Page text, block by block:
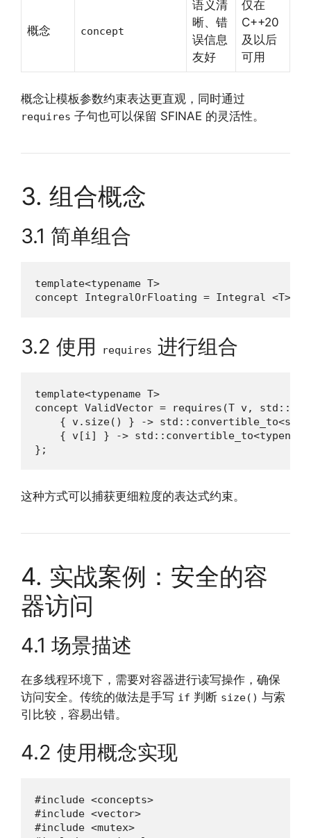
概念 concept
语义清
晰、错
误信息
友好
仅在
C++20
及以后
可用
概念让模板参数约束表达更直观，同时通过
requires 子句也可以保留 SFINAE 的灵活性。
3. 组合概念
3.1 简单组合
template<typename T>
concept IntegralOrFloating = Integral <T>
3.2 使用 requires 进行组合
template<typename T>
concept ValidVector = requires(T v,
{ v.size() } ->
{ v[i] } ->
};
这种方式可以捕获更细粒度的表达式约束。
4. 实战案例：安全的容
器访问
4.1 场景描述
在多线程环境下，需要对容器进行读写操作，确保
访问安全。传统的做法是手写 if 判断 size() 与索
引比较，容易出错。
4.2 使用概念实现
#include <concepts>
#include <vector>
#include <mutex>